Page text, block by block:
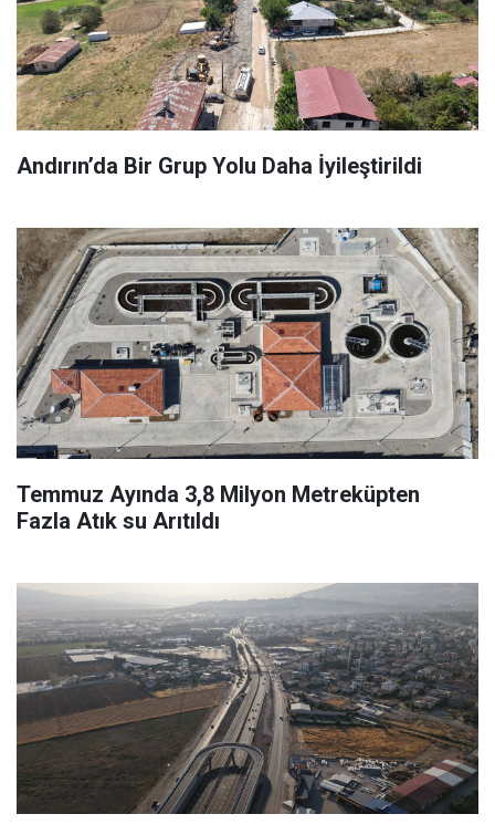
Andırın’da Bir Grup Yolu Daha İyileştirildi
Temmuz Ayında 3,8 Milyon Metreküpten
Fazla Atık su Arıtıldı